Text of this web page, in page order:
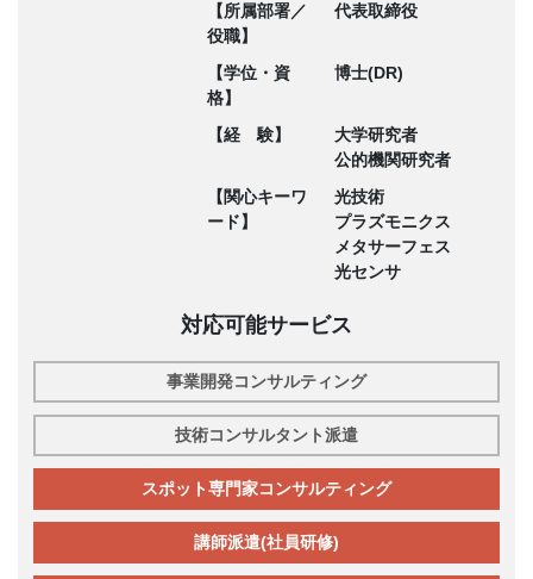
【所属部署／
役職】
代表取締役
【学位・資
格】
博士(DR)
【経 験】
大学研究者
公的機関研究者
【関心キーワ
ード】
光技術
プラズモニクス
メタサーフェス
光センサ
対応可能サービス
事業開発コンサルティング
技術コンサルタント派遣
スポット専門家コンサルティング
講師派遣(社員研修)